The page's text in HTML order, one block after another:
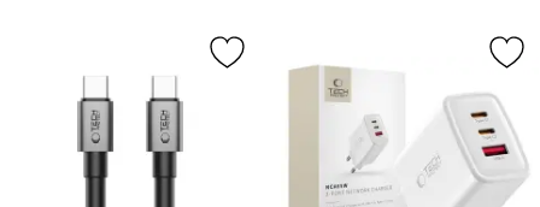
Markera tech-Protect 3m 100W/3A